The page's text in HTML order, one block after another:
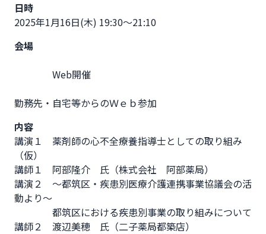
日時
2025年1月16日(木) 19:30～21:10
会場
勤務先・自宅等からのＷｅｂ参加
内容
講演１　薬剤師の心不全療養指導士としての取り組み
（仮）
講師１　阿部隆介　氏（株式会社　阿部薬局）
講演２　～都筑区・疾患別医療介護連携事業協議会の活
動より～
都筑区における疾患別事業の取り組みについて
講師２　渡辺美穂　氏（二子薬局都築店）